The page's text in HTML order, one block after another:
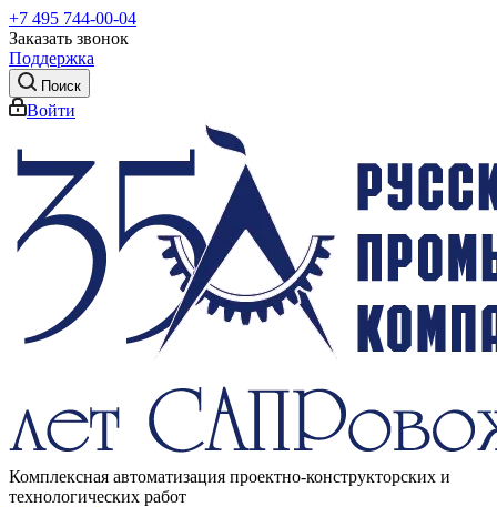
+7 495 744-00-04
Заказать звонок
Поддержка
Поиск
Войти
Комплексная автоматизация проектно-конструкторских и
технологических работ